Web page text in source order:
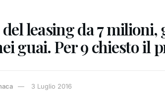
leasing da 7 milioni,
guai. Per 9 chiesto il
3 Luglio 2016